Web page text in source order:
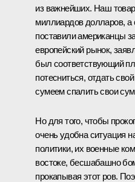
из важнейших. Наш
миллиардов долларов, а
поставили американцы
европейский рынок,
был соответствующий
потесниться, отдать
сумеем спалить свои
Но для того, чтобы
очень удобна ситуация
политики, их военные
востоке, бесшабашно
прокапывая этот ров.